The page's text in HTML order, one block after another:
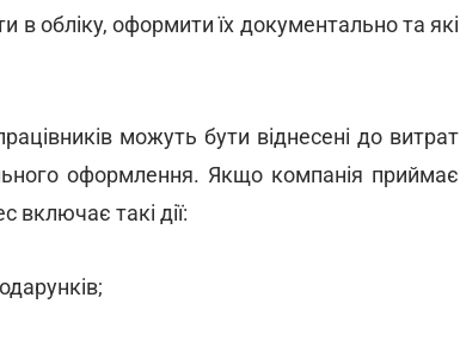
в обліку, оформити їх документально та які
можуть бути віднесені до витрат
оформлення. Якщо компанія приймає
включає такі дії: